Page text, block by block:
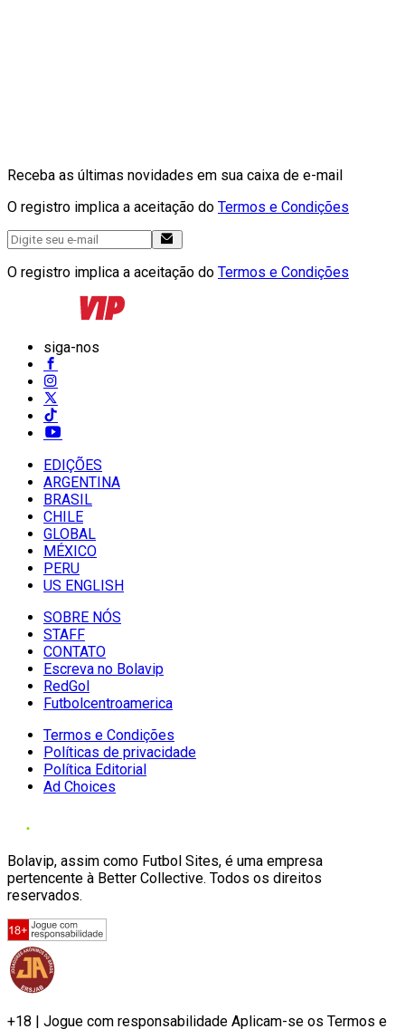
Receba as últimas novidades em sua caixa de e-mail
O registro implica a aceitação do Termos e Condições
O registro implica a aceitação do Termos e Condições
siga-nos
EDIÇÕES
ARGENTINA
BRASIL
CHILE
GLOBAL
MÉXICO
PERU
US ENGLISH
SOBRE NÓS
STAFF
CONTATO
Escreva no Bolavip
RedGol
Futbolcentroamerica
Termos e Condições
Políticas de privacidade
Política Editorial
Ad Choices
Bolavip, assim como Futbol Sites, é uma empresa
pertencente à Better Collective. Todos os direitos
reservados.
+18 | Jogue com responsabilidade Aplicam-se os Termos e